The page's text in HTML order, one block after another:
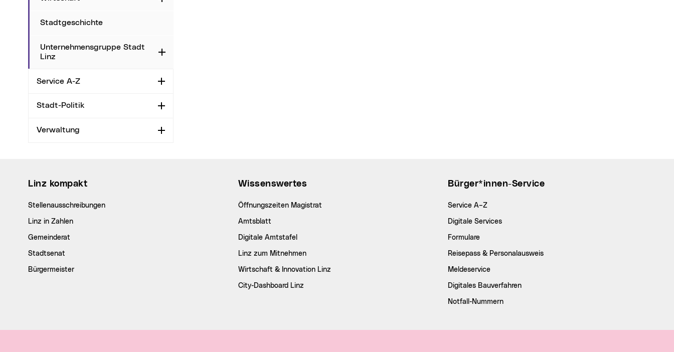
Stadtgeschichte
Unternehmensgruppe Stadt
Linz
Aufklappen
Service A-Z Aufklappen
Stadt-Politik Aufklappen
Verwaltung Aufklappen
Linz kompakt
Stellenausschreibungen
Linz in Zahlen
Gemeinderat
Stadtsenat
Bürgermeister
Wissenswertes
Öffnungszeiten Magistrat
Amtsblatt
Digitale Amtstafel
Linz zum Mitnehmen
Wirtschaft & Innovation Linz
City-Dashboard Linz
Bürger*innen-Service
Service A–Z
Digitale Services
Formulare
Reisepass & Personalausweis
Meldeservice
Digitales Bauverfahren
Notfall-Nummern